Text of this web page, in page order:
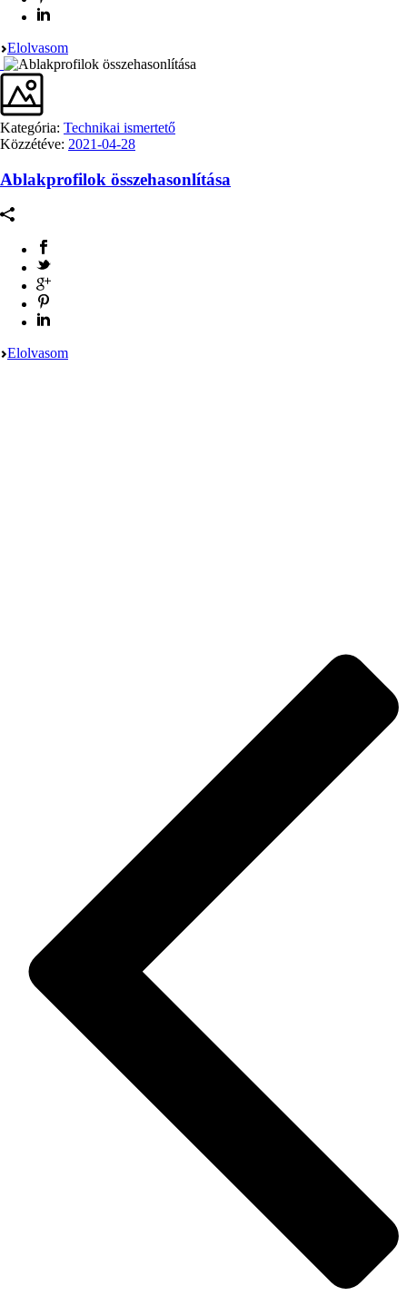
Elolvasom
Kategória: Technikai ismertető
Közzétéve: 2021-04-28
Ablakprofilok összehasonlítása
Elolvasom